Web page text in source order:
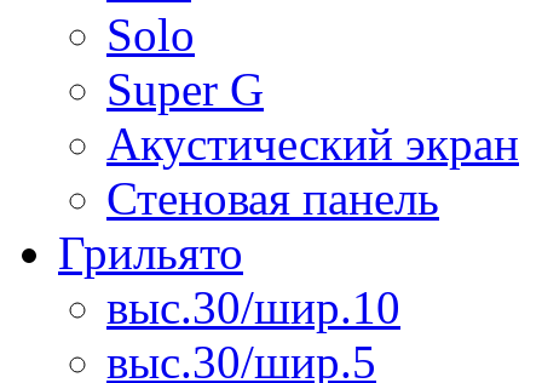
Solo
Super G
Акустический экран
Стеновая панель
Грильято
выс.30/шир.10
выс.30/шир.5